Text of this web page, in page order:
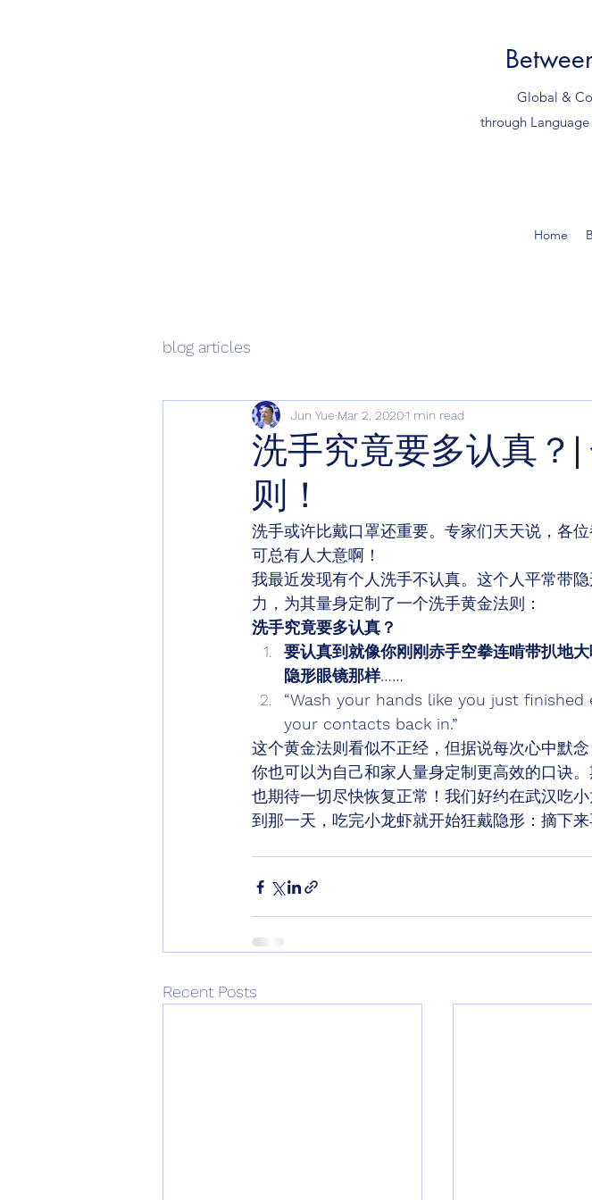
Global &
through
Home
blog articles
洗手究竟要多认真？
则！
Jun Yue Mar 2, 20201 min read
洗手或许比戴口罩还重要。专家们天天说，各位
可总有人大意啊！
我最近发现有个人洗手不认真。这个人平常带
力，为其量身定制了一个洗手黄金法则：
洗手究竟要多认真？
要认真到就像你刚刚赤手空拳连啃带扒地
隐形眼镜那样……
“Wash your hands like you just
your contacts back in.”
这个黄金法则看似不正经，但据说每次心中默
你也可以为自己和家人量身定制更高效的口诀
也期待一切尽快恢复正常！我们好约在武汉吃小
到那一天，吃完小龙虾就开始狂戴隐形：摘下
Recent Posts